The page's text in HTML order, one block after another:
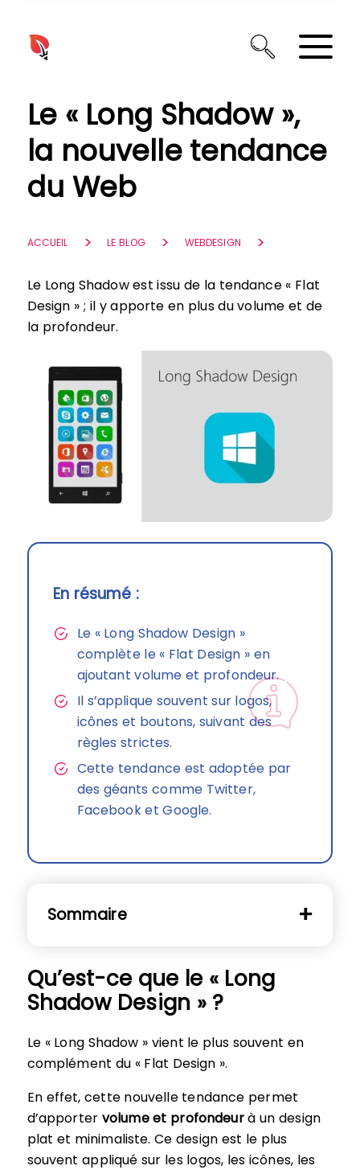
Le « Long Shadow »,
la nouvelle tendance
du Web
ACCUEIL LE BLOG WEBDESIGN
Le Long Shadow est issu de la tendance « Flat
Design » ; il y apporte en plus du volume et de
la profondeur.
En résumé :
Le « Long Shadow Design »
complète le « Flat Design » en
ajoutant volume et profondeur.
Il s’applique souvent sur logos,
icônes et boutons, suivant des
règles strictes.
Cette tendance est adoptée par
des géants comme Twitter,
Facebook et Google.
Sommaire
Qu’est-ce que le « Long
Shadow Design » ?
Le « Long Shadow » vient le plus souvent en
complément du « Flat Design ».
En effet, cette nouvelle tendance permet
d’apporter volume et profondeurà un design
plat et minimaliste. Ce design est le plus
souvent appliqué sur les logos, les icônes, les